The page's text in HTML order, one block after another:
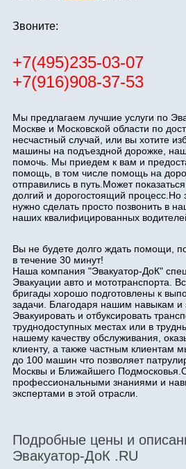
Звоните:
+7(495)235-03-07
+7(916)908-37-53
Мы предлагаем лучшие услуги по
Москве и Московской области по
несчастный случай, или вы хотите
машины на подъездной дорожке,
помочь. Мы приедем к вам и
помощь, в том числе помощь на
отправились в путь.Может
долгий и дорогостоящий процесс.Но
нужно сделать просто позвонить в
наших квалифицированных
Вы не будете долго ждать помощи,
в течение 30 минут!
Наша компания "Эвакуатор-ДоК"
Эвакуации авто и мототранспорта.
бригады хорошо подготовлены к
задачи. Благодаря нашим навыкам
Эвакуировать и отбуксировать
труднодоступных местах или в
нашему качеству обслуживания,
клиенту, а также частным клиентам
до 100 машин что позволяет
Москвы и Ближайшего
профессиональными знаниями и
экспертами в этой отрасли.
Подробные цены и
Эвакуатор-ДоК .RU